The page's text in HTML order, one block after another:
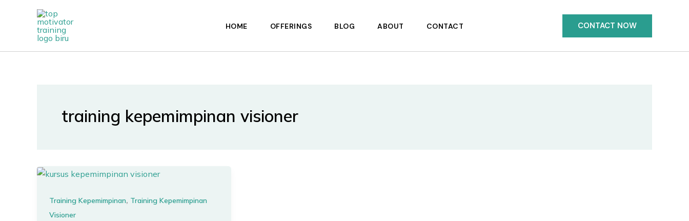
HOME OFFERINGS BLOG ABOUT CONTACT CONTACT NOW
training kepemimpinan visioner
Training Kepemimpinan, Training Kepemimpinan
Visioner